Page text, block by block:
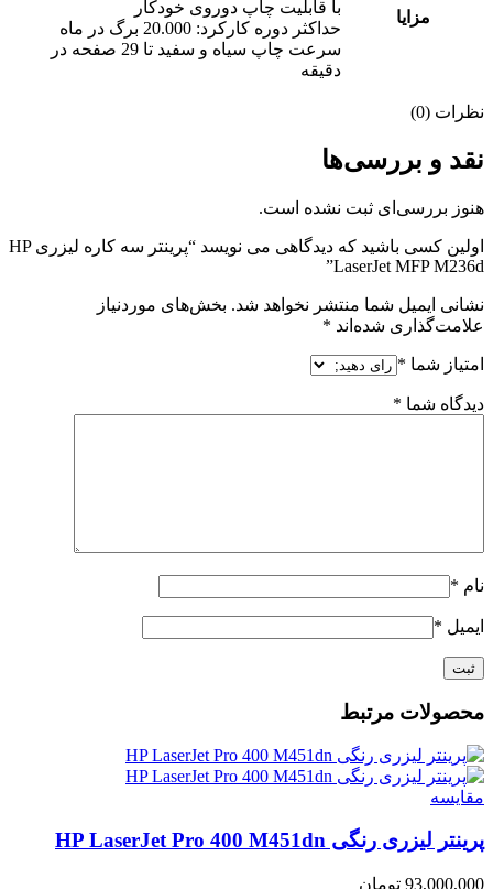
مزایا
با قابلیت چاپ دوروی خودکار
حداکثر دوره کارکرد: 20.000 برگ در ماه
سرعت چاپ سیاه و سفید تا 29 صفحه در
دقیقه
نظرات (0)
نقد و بررسی‌ها
هنوز بررسی‌ای ثبت نشده است.
اولین کسی باشید که دیدگاهی می نویسد “پرینتر سه کاره لیزری HP
LaserJet MFP M236d”
نشانی ایمیل شما منتشر نخواهد شد. بخش‌های موردنیاز
علامت‌گذاری شده‌اند *
امتیاز شما *
دیدگاه شما *
نام *
ایمیل *
محصولات مرتبط
مقايسه
پرینتر لیزری رنگی HP LaserJet Pro 400 M451dn
93,000,000 تومان